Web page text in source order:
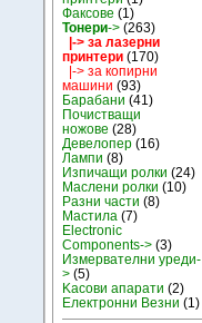
Факсове (1)
Тонери-> (263)
|-> за лазерни
принтери (170)
|-> за копирни
машини (93)
Барабани (41)
Почистващи
ножове (28)
Девелопер (16)
Лампи (8)
Изпичащи ролки (24)
Маслени ролки (10)
Разни части (8)
Мастила (7)
Electronic
Components-> (3)
Измервателни уреди-
> (5)
Kасови апарати (2)
Електронни Везни (1)